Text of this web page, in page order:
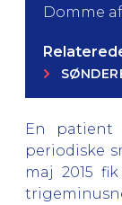
Domme
En patient
periodiske
maj 2015